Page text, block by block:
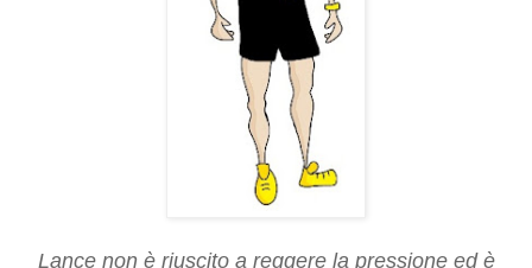
Lance non è riuscito a reggere la pressione ed è